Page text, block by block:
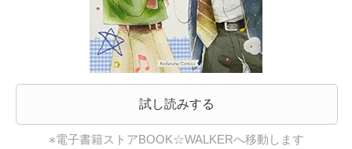
試し読みする
※電子書籍ストアBOOK☆WALKERへ移動します